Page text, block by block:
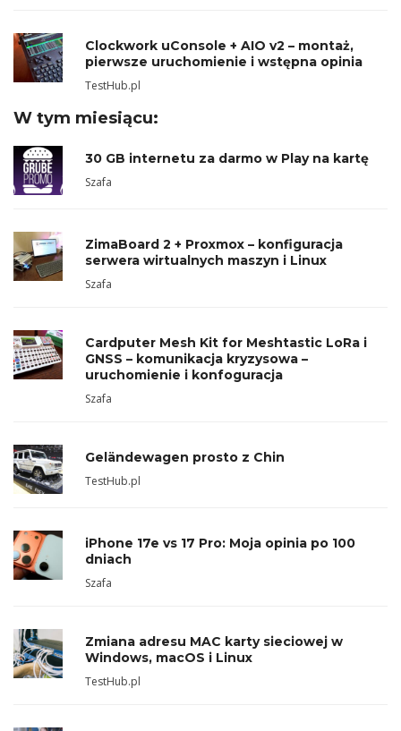
Clockwork uConsole + AIO v2 – montaż,
pierwsze uruchomienie i wstępna opinia
TestHub.pl
W tym miesiącu:
30 GB internetu za darmo w Play na kartę
Szafa
ZimaBoard 2 + Proxmox – konfiguracja
serwera wirtualnych maszyn i Linux
Szafa
Cardputer Mesh Kit for Meshtastic LoRa i
GNSS – komunikacja kryzysowa –
uruchomienie i konfoguracja
Szafa
Geländewagen prosto z Chin
TestHub.pl
iPhone 17e vs 17 Pro: Moja opinia po 100
dniach
Szafa
Zmiana adresu MAC karty sieciowej w
Windows, macOS i Linux
TestHub.pl